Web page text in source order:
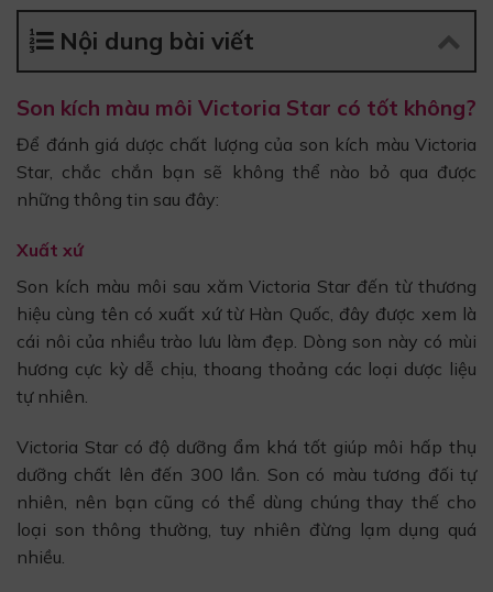
Nội dung bài viết
Son kích màu môi Victoria Star có tốt không?
Để đánh giá dược chất lượng của son kích màu Victoria
Star, chắc chắn bạn sẽ không thể nào bỏ qua được
những thông tin sau đây:
Xuất xứ
Son kích màu môi sau xăm Victoria Star đến từ thương
hiệu cùng tên có xuất xứ từ Hàn Quốc, đây được xem là
cái nôi của nhiều trào lưu làm đẹp. Dòng son này có mùi
hương cực kỳ dễ chịu, thoang thoảng các loại dược liệu
tự nhiên.
Victoria Star có độ dưỡng ẩm khá tốt giúp môi hấp thụ
dưỡng chất lên đến 300 lần. Son có màu tương đối tự
nhiên, nên bạn cũng có thể dùng chúng thay thế cho
loại son thông thường, tuy nhiên đừng lạm dụng quá
nhiều.